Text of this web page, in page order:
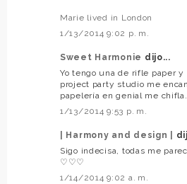
Marie lived in London
1/13/2014 9:02 p. m.
Sweet Harmonie dijo...
Yo tengo una de rifle paper
project party studio me
papelería en genial me
1/13/2014 9:53 p. m.
| Harmony and design |
Sigo indecisa, todas me
♡♡♡
1/14/2014 9:02 a. m.